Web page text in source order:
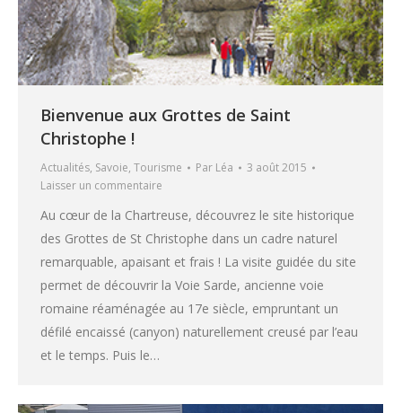
Bienvenue aux Grottes de Saint
Christophe !
Actualités, Savoie, Tourisme Par Léa
3 août 2015
Laisser un commentaire
Au cœur de la Chartreuse, découvrez le site historique
des Grottes de St Christophe dans un cadre naturel
remarquable, apaisant et frais ! La visite guidée du site
permet de découvrir la Voie Sarde, ancienne voie
romaine réaménagée au 17e siècle, empruntant un
défilé encaissé (canyon) naturellement creusé par l’eau
et le temps. Puis le…